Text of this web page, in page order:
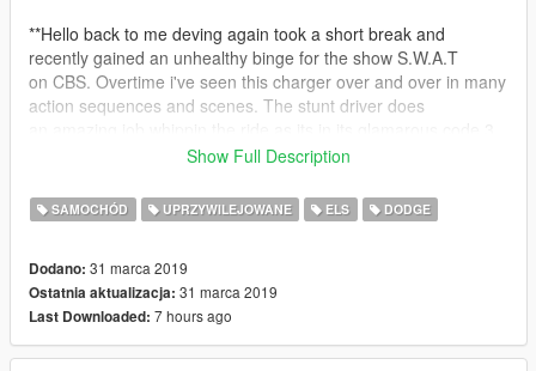
**Hello back to me deving again took a short break and
recently gained an unhealthy binge for the show S.W.A.T
on CBS. Overtime i've seen this charger over and over in many
action sequences and scenes. The stunt driver does
lights and sirens chasing a suspect. So i decided to make one
**
##!!!##
##!!!##
Creds in read me
Show Full Description
SAMOCHÓD UPRZYWILEJOWANE ELS DODGE
Dodano: 31 marca 2019
Ostatnia aktualizacja: 31 marca 2019
Last Downloaded: 7 hours ago